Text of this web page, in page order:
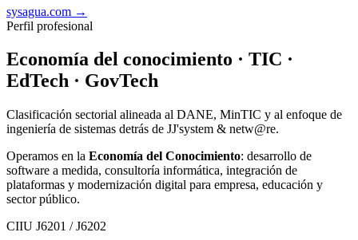
sysagua.com →
Perfil profesional
Economía del conocimiento · TIC ·
EdTech · GovTech
Clasificación sectorial alineada al DANE, MinTIC y al enfoque de
ingeniería de sistemas detrás de JJ'system & netw@re.
Operamos en la Economía del Conocimiento: desarrollo de
software a medida, consultoría informática, integración de
plataformas y modernización digital para empresa, educación y
sector público.
CIIU J6201 / J6202